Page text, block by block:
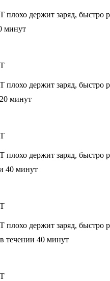
держит заряд, быстро
минут
держит заряд, быстро
минут
держит заряд, быстро
40 минут
держит заряд, быстро
течении 40 минут